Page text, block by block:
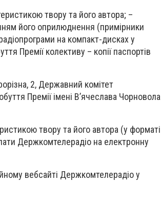
твору та його автора; –
його оприлюднення (примірники
на компакт-дисках у
Премії колективу – копії паспортів
2, Державний комітет
Премії імені В’ячеслава Чорновола
твору та його автора (у форматі
Держкомтелерадіо на електронну
вебсайті Держкомтелерадіо у